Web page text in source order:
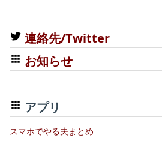
連絡先/Twitter
お知らせ
アプリ
スマホでやる夫まとめ